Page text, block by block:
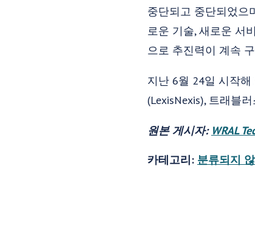
중단되고 중단되었으
로운 기술, 새로운 서
으로 추진력이 계속
지난 6월 24일 시작해
(LexisNexis), 트래블
원본 게시자: WRAL
카테고리: 분류되지